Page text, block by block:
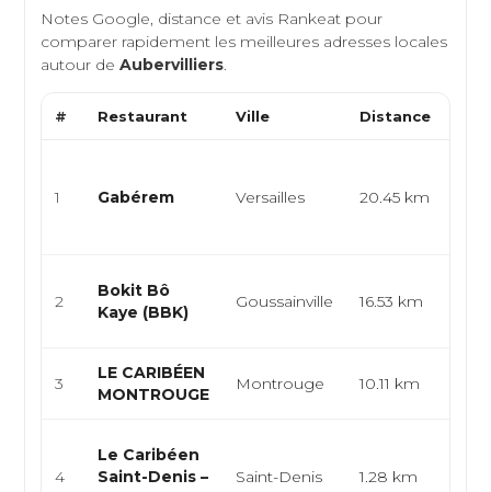
Notes Google, distance et avis Rankeat pour
comparer rapidement les meilleures adresses locales
autour deAubervilliers.
# Restaurant Ville Distance
1 Gabérem Versailles 20.45 km
2
Bokit Bô
Kaye (BBK)
Goussainville 16.53 km
3
LE CARIBÉEN
MONTROUGE
Montrouge 10.11 km
4
Le Caribéen
Saint-Denis –
Saint-Denis 1.28 km